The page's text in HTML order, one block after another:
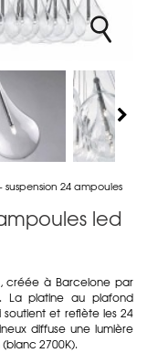
suspension 24 ampoules
led
créée à Barcelone par
La platine au plafond
et reflète les 24
diffuse une lumière
2700K).